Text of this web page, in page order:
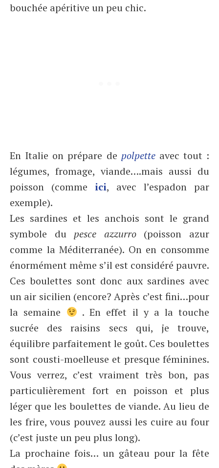
bouchée apéritive un peu chic.
En Italie on prépare de polpetteavec tout :
légumes, fromage, viande….mais aussi du
poisson (comme ici, avec l’espadon par
exemple).
Les sardines et les anchois sont le grand
symbole du pesce azzurro(poisson azur
comme la Méditerranée). On en consomme
énormément même s’il est considéré pauvre.
Ces boulettes sont donc aux sardines avec
un air sicilien (encore? Après c’est fini…pour
la semaine
. En effet il y a la touche
sucrée des raisins secs qui, je trouve,
équilibre parfaitement le goût. Ces boulettes
sont cousti-moelleuse et presque féminines.
Vous verrez, c’est vraiment très bon, pas
particulièrement fort en poisson et plus
léger que les boulettes de viande. Au lieu de
les frire, vous pouvez aussi les cuire au four
(c’est juste un peu plus long).
La prochaine fois… un gâteau pour la fête